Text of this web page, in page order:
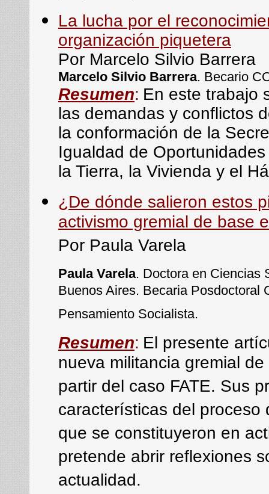
La lucha por el
organización piquetera
Por Marcelo Silvio Barrera
Marcelo Silvio Barrera. Becario
Resumen: En este trabajo
las demandas y conflictos
la conformación de la
Igualdad de
la Tierra, la Vivienda y el
¿De dónde salieron estos
activismo gremial de base
Por Paula Varela
Paula Varela. Doctora en Ciencias
Buenos Aires. Becaria
Pensamiento Socialista.
Resumen: El presente
nueva militancia gremial
partir del caso FATE. Sus
características del
que se constituyeron en
pretende abrir reflexiones
actualidad.